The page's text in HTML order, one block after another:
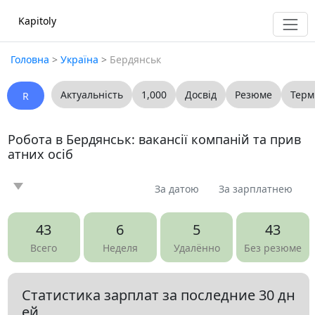
Kapitoly
Головна > Україна > Бердянськ
R Актуальність 1,000 Досвід Резюме
Робота в Бердянськ: вакансії компаній та прив
атних осіб
Новина 0 Стаття 0 Пропоную 0 Шукаю 0
Запитання Вакансія Резюме
Адміністрація, керівництво середньої ланки
За датою За зарплатнею
43
Всего
6
Неделя
5
Удалённо
43
Без резюме
Статистика зарплат за последние 30 дн